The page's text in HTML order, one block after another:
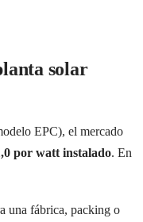
solar
EPC), el mercado
por watt instalado. En
una fábrica, packing o